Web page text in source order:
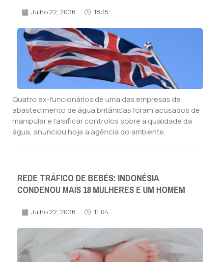
Julho 22, 2026 18:15
Quatro ex-funcionários de uma das empresas de
abastecimento de água britânicas foram acusados de
manipular e falsificar controlos sobre a qualidade da
água, anunciou hoje a agência do ambiente.
REDE TRÁFICO DE BEBÉS: INDONÉSIA
CONDENOU MAIS 18 MULHERES E UM HOMEM
Julho 22, 2026 11:04